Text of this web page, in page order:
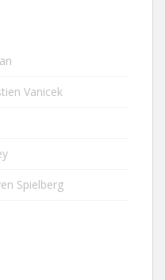
Vanicek
Spielberg